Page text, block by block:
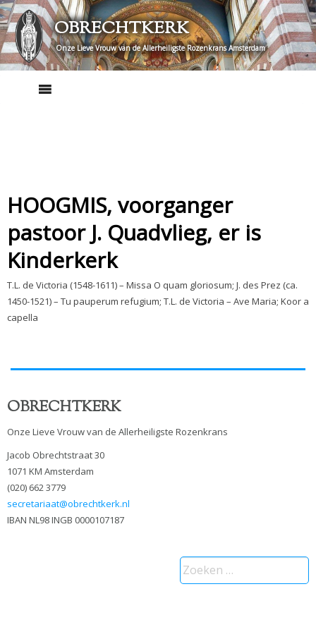
Skip
to
content
OBRECHTKERK
Onze Lieve Vrouw van de Allerheiligste Rozenkrans Amsterdam
HOOGMIS, voorganger
pastoor J. Quadvlieg, er is
Kinderkerk
T.L. de Victoria (1548-1611) – Missa O quam gloriosum; J. des Prez (ca.
1450-1521) – Tu pauperum refugium; T.L. de Victoria – Ave Maria; Koor a
capella
OBRECHTKERK
Onze Lieve Vrouw van de Allerheiligste Rozenkrans
Jacob Obrechtstraat 30
1071 KM Amsterdam
(020) 662 3779
secretariaat@obrechtkerk.nl
IBAN NL98 INGB 0000107187
Zoeken
naar: